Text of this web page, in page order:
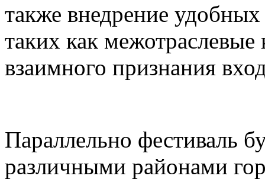
также внедрение
таких как
взаимного признания
Параллельно фестиваль
различными районами